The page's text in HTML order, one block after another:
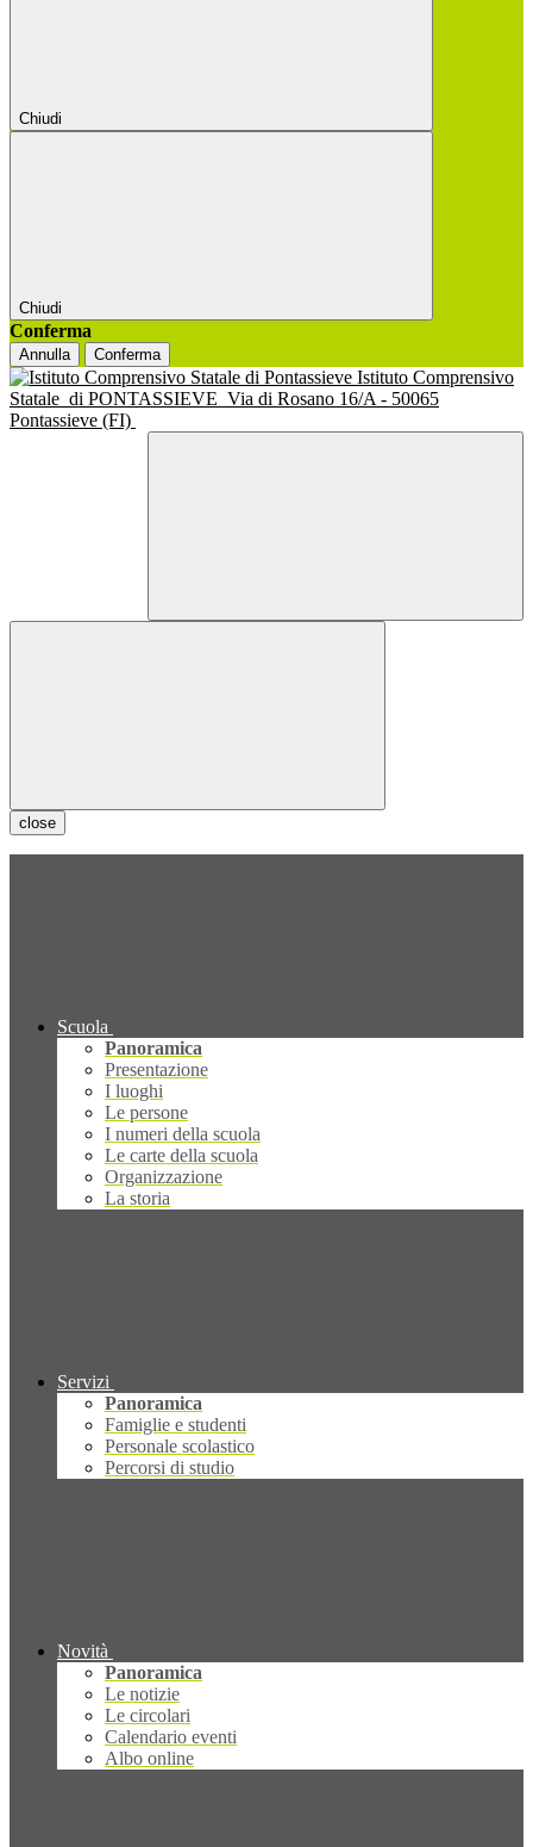
Chiudi
Chiudi
Conferma
Annulla Conferma
Istituto Comprensivo
Statale di PONTASSIEVE Via di Rosano 16/A - 50065
Pontassieve (FI)
close
Scuola
Panoramica
Presentazione
I luoghi
Le persone
I numeri della scuola
Le carte della scuola
Organizzazione
La storia
Servizi
Panoramica
Famiglie e studenti
Personale scolastico
Percorsi di studio
Novità
Panoramica
Le notizie
Le circolari
Calendario eventi
Albo online